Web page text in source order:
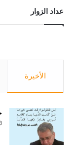
عداد الزوار
الأخيرة